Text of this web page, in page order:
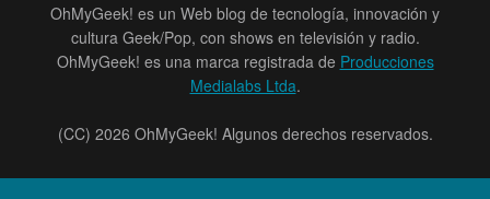
OhMyGeek! es un Web blog de tecnología, innovación y
cultura Geek/Pop, con shows en televisión y radio.
OhMyGeek! es una marca registrada de Producciones
Medialabs Ltda.
(CC) 2026 OhMyGeek! Algunos derechos reservados.